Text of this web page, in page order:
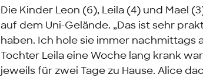
Die Kinder Leon (6), Leila (4) und Mael
auf dem Uni-Gelände. „Das ist sehr
haben. Ich hole sie immer nachmittags
Tochter Leila eine Woche lang krank
jeweils für zwei Tage zu Hause. Alice